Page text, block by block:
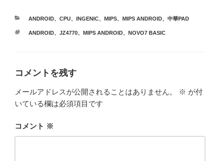
カ
ゴ
ANDROID、 CPU、 INGENIC、 MIPS、 MIPS ANDROID、 中華PAD
タ
ANDROID、 JZ4770、 MIPS ANDROID、 NOVO7 BASIC
コメントを残す
メールアドレスが公開されることはありません。 ※ が付
いている欄は必須項目です
コメント ※